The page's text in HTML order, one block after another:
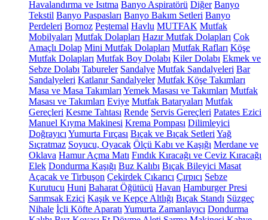
Havalandırma ve Isıtma Banyo Aspiratörü Diğer Banyo
Tekstil Banyo Paspasları Banyo Bakım Setleri Banyo
Perdeleri Bornoz Peştemal Havlu MUTFAK Mutfak
Mobilyaları Mutfak Dolapları Hazır Mutfak Dolapları Çok
Amaçlı Dolap Mini Mutfak Dolapları Mutfak Rafları Köşe
Mutfak Dolapları Mutfak Boy Dolabı Kiler Dolabı Ekmek ve
Sebze Dolabı Tabureler Sandalye Mutfak Sandalyeleri Bar
Sandalyeleri Katlanır Sandalyeler Mutfak Köşe Takımları
Masa ve Masa Takımları Yemek Masası ve Takımları Mutfak
Masası ve Takımları Eviye Mutfak Bataryaları Mutfak
Gereçleri Kesme Tahtası Rende Servis Gereçleri Patates Ezici
Manuel Kıyma Makinesi Krema Pompası Dilimleyici
Doğrayıcı Yumurta Fırçası Bıçak ve Bıçak Setleri Yağ
Sıçratmaz Soyucu, Oyacak Ölçü Kabı ve Kaşığı Merdane ve
Oklava Hamur Açma Matı Fındık Kıracağı ve Ceviz Kıracağı
Elek Dondurma Kaşığı Buz Kalıbı Bıçak Bileyici Masat
Açacak ve Tirbuşon Çekirdek Çıkarıcı Çırpıcı Sebze
Kurutucu Huni Baharat Öğütücü Havan Hamburger Presi
Sarımsak Ezici Kaşık ve Kepçe Altlığı Bıçak Standı Süzgeç
Nihale İçli Köfte Aparatı Yumurta Zamanlayıcı Dondurma